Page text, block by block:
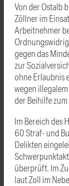
Von der Ostalb
Zöllner im
Arbeitnehmer
gegen das
zur
ohne Erlaubnis
wegen
der Beihilfe
Im Bereich des
60 Straf- und
Delikten
überprüft. Im
laut Zoll im